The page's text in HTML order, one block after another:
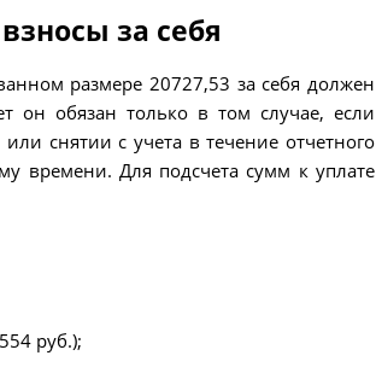
за себя
размере 20727,53 за себя должен
он обязан только в том случае, если
снятии с учета в течение отчетного
времени. Для подсчета сумм к уплате
руб.);